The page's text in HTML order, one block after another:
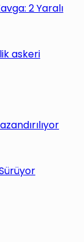
2 Yaralı
askeri